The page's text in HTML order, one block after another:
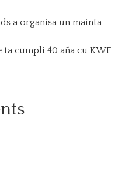
a organisa un mainta
ta cumpli 40 aña cu KWF